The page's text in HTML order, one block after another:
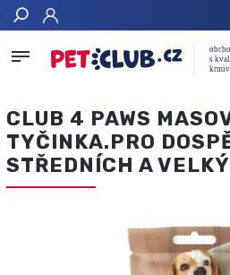
CLUB 4 PAWS
TYČINKA.PRO
STŘEDNÍCH A